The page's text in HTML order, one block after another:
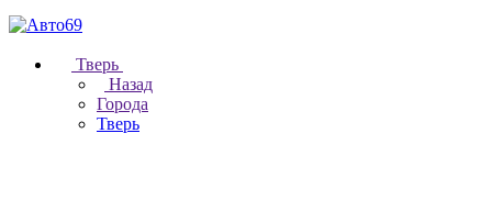
Тверь
Назад
Города
Тверь